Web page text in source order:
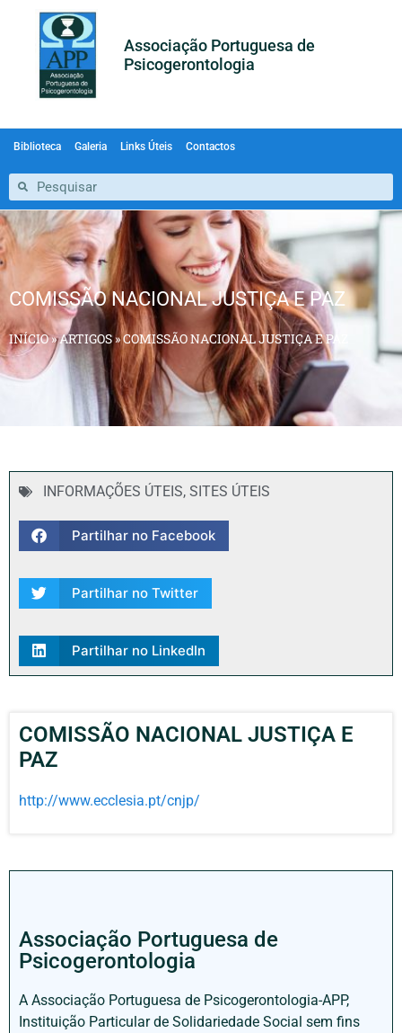
Associação Portuguesa de
Psicogerontologia
Biblioteca Galeria Links Úteis Contactos
COMISSÃO NACIONAL JUSTIÇA E PAZ
INÍCIO»ARTIGOS»COMISSÃO NACIONAL JUSTIÇA E PAZ
INFORMAÇÕES ÚTEIS, SITES ÚTEIS
Partilhar no Facebook
Partilhar no Twitter
Partilhar no LinkedIn
COMISSÃO NACIONAL JUSTIÇA E
PAZ
http://www.ecclesia.pt/cnjp/
Associação Portuguesa de
Psicogerontologia
A Associação Portuguesa de Psicogerontologia-APP,
Instituição Particular de Solidariedade Social sem fins